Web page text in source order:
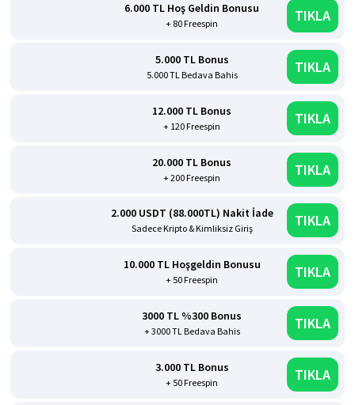
6.000 TL Hoş Geldin Bonusu
+ 80 Freespin TIKLA
5.000 TL Bonus
5.000 TL Bedava Bahis TIKLA
12.000 TL Bonus
+ 120 Freespin TIKLA
20.000 TL Bonus
+ 200 Freespin TIKLA
2.000 USDT (88.000TL) Nakit İade
Sadece Kripto & Kimliksiz Giriş TIKLA
10.000 TL Hoşgeldin Bonusu
+ 50 Freespin TIKLA
3000 TL %300 Bonus
+ 3000 TL Bedava Bahis TIKLA
3.000 TL Bonus
+ 50 Freespin TIKLA